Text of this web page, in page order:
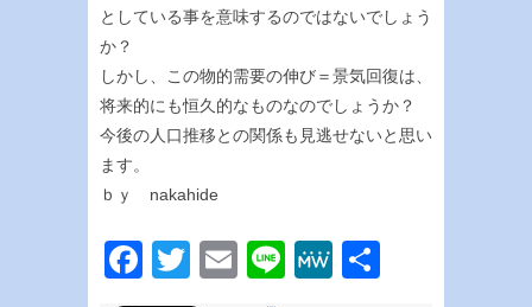
としている事を意味するのではないでしょう
か？
しかし、この物的需要の伸び＝景気回復は、
将来的にも恒久的なものなのでしょうか？
今後の人口推移との関係も見逃せないと思い
ます。
ｂｙ nakahide
Facebook
Twitter
EmailLineMeWe